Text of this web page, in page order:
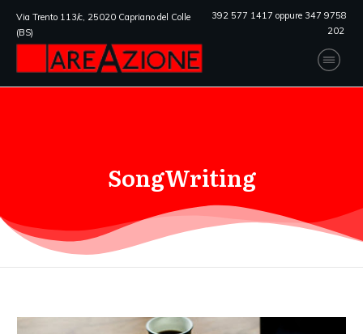
Via Trento 113/c, 25020 Capriano del Colle
(BS)
392 577 1417 oppure 347 9758
202
SongWriting